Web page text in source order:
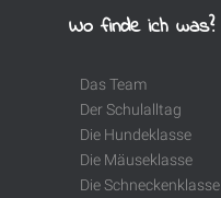
Wo finde ich was?
Das Team
Der Schulalltag
Die Hundeklasse
Die Mäuseklasse
Die Schneckenklasse